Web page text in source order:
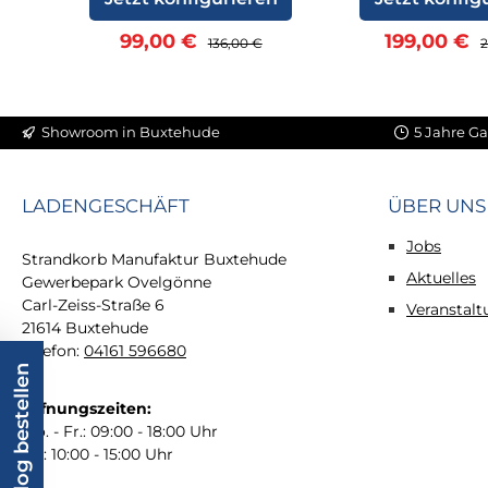
Verkaufspreis:
99,00 € Regulärer Preis:
136,00 € 199,00 €
Showroom in Buxtehude 5 Jahre
LADENGESCHÄFT
Strandkorb Manufaktur Buxtehude
Gewerbepark Ovelgönne
Carl-Zeiss-Straße 6
21614 Buxtehude
Telefon: 04161 596680
Öffnungszeiten:
Mo. - Fr.: 09:00 - 18:00 Uhr
Sa.: 10:00 - 15:00 Uhr
ÜBER UNS
Jobs
Aktuelles
Katalog bestellen